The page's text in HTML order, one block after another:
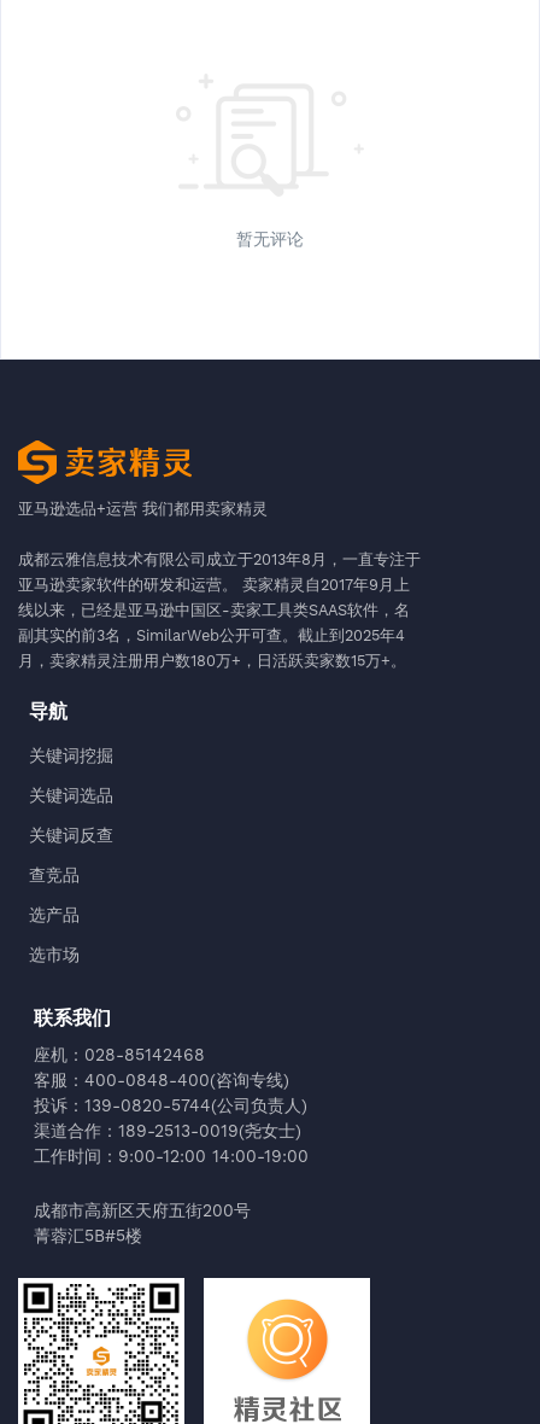
暂无评论
亚马逊选品+运营 我们都用卖家精灵
成都云雅信息技术有限公司成立于2013年8月，一直专注于
亚马逊卖家软件的研发和运营。 卖家精灵自2017年9月上
线以来，已经是亚马逊中国区-卖家工具类SAAS软件，名
副其实的前3名，SimilarWeb公开可查。截止到2025年4
月，卖家精灵注册用户数180万+，日活跃卖家数15万+。
导航
关键词挖掘
关键词选品
关键词反查
查竞品
选产品
选市场
联系我们
座机：028-85142468
客服：400-0848-400(咨询专线)
投诉：139-0820-5744(公司负责人)
渠道合作：189-2513-0019(尧女士)
工作时间：9:00-12:00 14:00-19:00
成都市高新区天府五街200号
菁蓉汇5B#5楼